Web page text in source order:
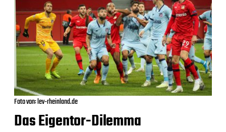
Foto von: lev-rheinland.de
Das Eigentor-Dilemma